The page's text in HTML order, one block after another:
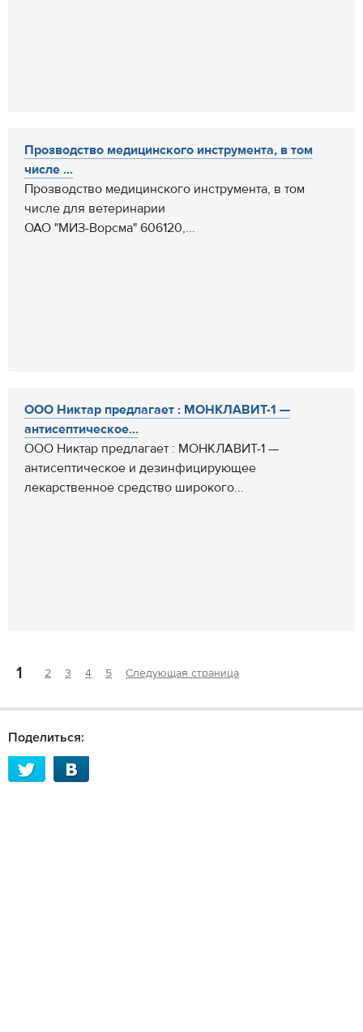
Прозводство медицинского инструмента, в том
числе ...
Прозводство медицинского инструмента, в том
числе для ветеринарии
ОАО "МИЗ-Ворсма" 606120,...
ООО Никтар предлагает : МОНКЛАВИТ-1 —
антисептическое...
ООО Никтар предлагает : МОНКЛАВИТ-1 —
антисептическое и дезинфицирующее
лекарственное средство широкого...
1 2 3 4 5 Следующая страница
Поделиться: